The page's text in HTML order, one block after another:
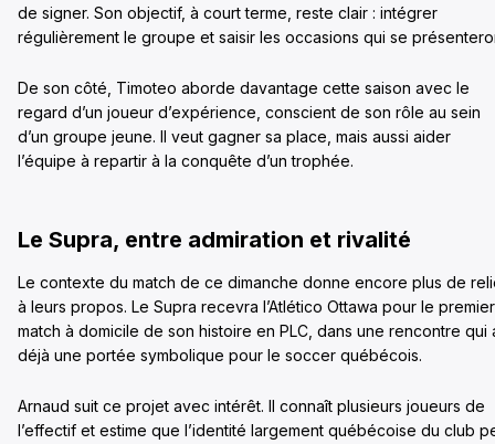
de signer. Son objectif, à court terme, reste clair : intégrer
régulièrement le groupe et saisir les occasions qui se
De son côté, Timoteo aborde davantage cette saison avec le
regard d’un joueur d’expérience, conscient de son rôle au sein
d’un groupe jeune. Il veut gagner sa place, mais aussi aider
l’équipe à repartir à la conquête d’un trophée.
Le Supra, entre admiration et rivalité
Le contexte du match de ce dimanche donne encore plus de
à leurs propos. Le Supra recevra l’Atlético Ottawa pour le premier
match à domicile de son histoire en PLC, dans une rencontre qui
déjà une portée symbolique pour le soccer québécois.
Arnaud suit ce projet avec intérêt. Il connaît plusieurs joueurs de
l’effectif et estime que l’identité largement québécoise du club